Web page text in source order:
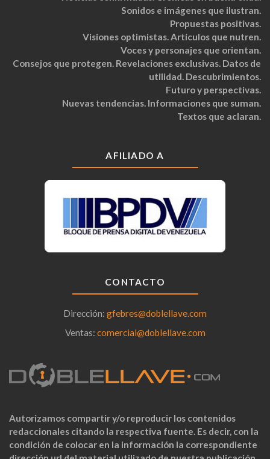
Sonidos e imágenes que ilustran.
Propuestas positivas.
Visiones optimistas. Artículos que nutren.
Voces y personajes que orientan.
Consejos que protegen. Revelaciones exclusivas. Datos de
utilidad. Descubrimientos.
Futuro y perspectivas.
Nuevas tendencias. Informaciones que suman.
Textos que aclaran.
AFILIADO A
CONTACTO
Dirección: gfebres@doblellave.com
Ventas: comercial@doblellave.com
Autorizamos compartir y/o reproducir los contenidos
redaccionales citando la respectiva fuente. Es decir, con la
condición de colocar en la información la correspondiente